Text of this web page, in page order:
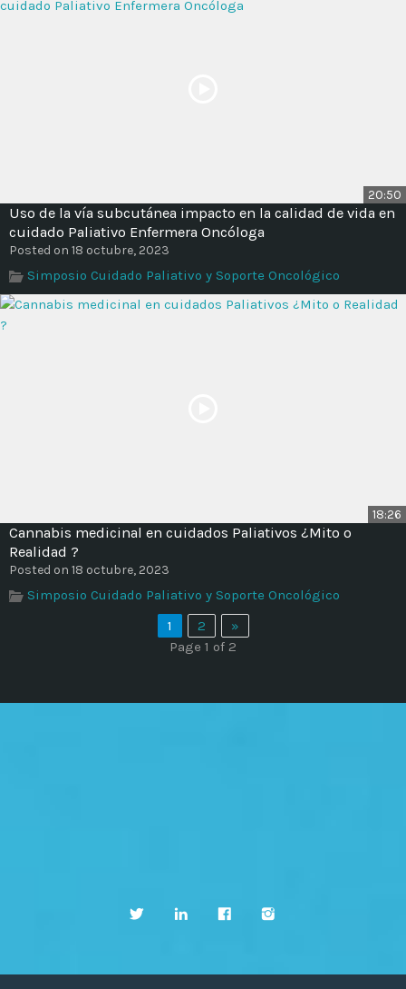
20:50
Uso de la vía subcutánea impacto en la calidad de vida en
cuidado Paliativo Enfermera Oncóloga
Posted on 18 octubre, 2023
Simposio Cuidado Paliativo y Soporte Oncológico
18:26
Cannabis medicinal en cuidados Paliativos ¿Mito o
Realidad ?
Posted on 18 octubre, 2023
Simposio Cuidado Paliativo y Soporte Oncológico
1
2
»
Page 1 of 2